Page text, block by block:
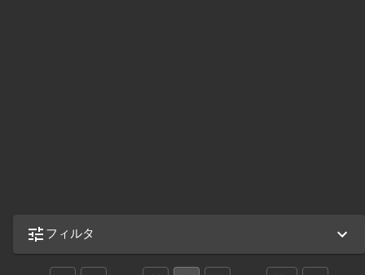
フィルタ